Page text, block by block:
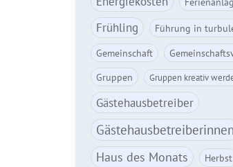
Frühling
Führung in
Gemeinschaft
Gruppen
Gruppen kreativ
Gästehausbetreiber
Gästehausbetreiberinnen
Haus des Monats
Herbst